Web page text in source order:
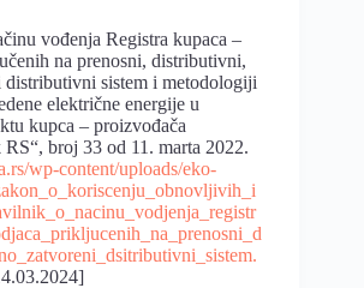
vođenja Registra kupaca –
na prenosni, distributivni,
distributivni sistem i metodologiji
električne energije u
kupca – proizvođača
broj 33 od 11. marta 2022.
wp-content/uploads/eko-